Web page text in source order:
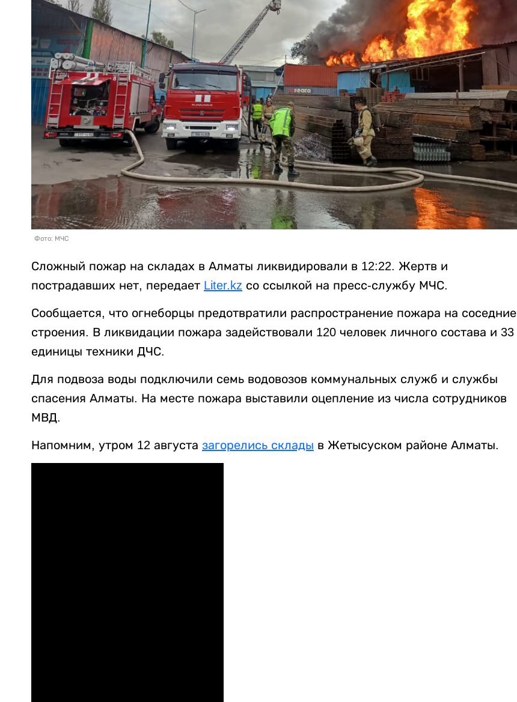
Фото: МЧС
Сложный пожар на складах в Алматы ликвидировали в 12:22. Жертв и
пострадавших нет, передает Liter.kz со ссылкой на пресс-службу МЧС.
Сообщается, что огнеборцы предотвратили распространение пожара на соседние
строения. В ликвидации пожара задействовали 120 человек личного состава и 33
единицы техники ДЧС.
Для подвоза воды подключили семь водовозов коммунальных служб и службы
спасения Алматы. На месте пожара выставили оцепление из числа сотрудников
МВД.
Напомним, утром 12 августа загорелись склады в Жетысуском районе Алматы.